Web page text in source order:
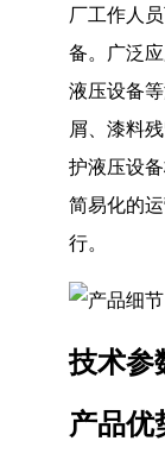
厂工作人
备。广泛
液压设备
屑、漆料
护液压设
简易化的
行。
技术参
产品优